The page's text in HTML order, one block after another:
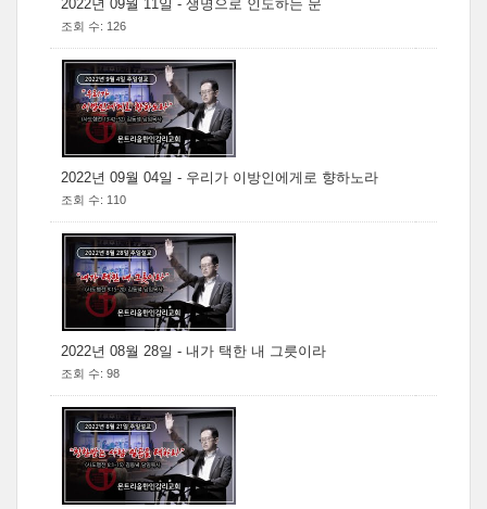
2022년 09월 11일 - 생명으로 인도하는 문
조회 수: 126
2022년 09월 04일 - 우리가 이방인에게로 향하노라
조회 수: 110
2022년 08월 28일 - 내가 택한 내 그릇이라
조회 수: 98